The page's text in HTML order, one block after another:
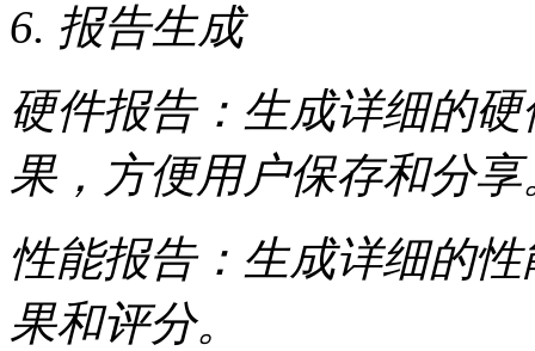
6. 报告生成
硬件报告：生成详细的
果，方便用户保存和分享
性能报告：生成详细的
果和评分。